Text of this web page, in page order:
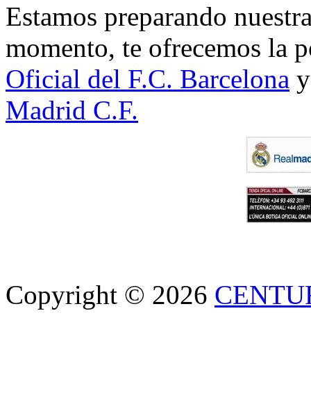
Estamos preparando
momento, te ofrecemos la
Oficial del F.C. Barcelona
Madrid C.F.
Copyright © 2026